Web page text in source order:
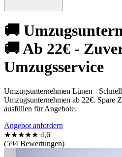
🚚
🚚 Ab 22€ -
Umzugsservice
Umzugsunternehmen Lünen -
Umzugsunternehmen ab 22€. Spare
ausfüllen für Angebote.
Angebot anfordern
★★★★★ 4,6
(594 Bewertungen)